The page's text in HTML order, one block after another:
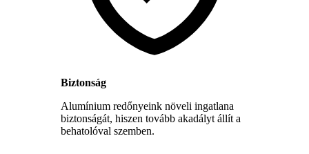
Biztonság
Alumínium redőnyeink növeli ingatlana
biztonságát, hiszen tovább akadályt állít a
behatolóval szemben.